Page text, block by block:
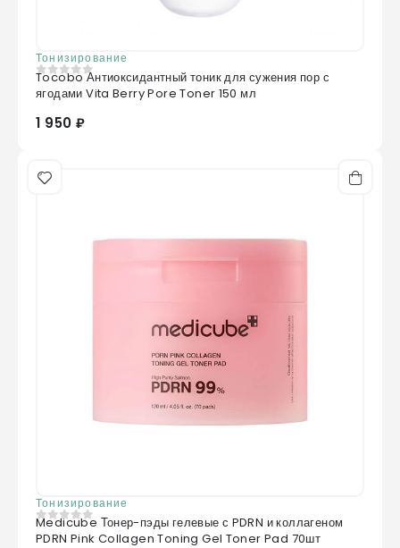
Тонизирование
0 из 5
Tocobo Антиоксидантный тоник для сужения пор с
ягодами Vita Berry Pore Toner 150 мл
1 950 ₽
Тонизирование
0из 5
Medicube Тонер-пэды гелевые с PDRN и коллагеном
PDRN Pink Collagen Toning Gel Toner Pad 70шт